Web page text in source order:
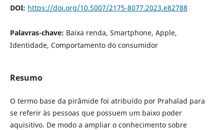
DOI: https://doi.org/10.5007/2175-8077.2023.e82788
Palavras-chave: Baixa renda, Smartphone, Apple,
Identidade, Comportamento do consumidor
Resumo
O termo base da pirâmide foi atribuído por Prahalad para
se referir às pessoas que possuem um baixo poder
aquisitivo. De modo a ampliar o conhecimento sobre